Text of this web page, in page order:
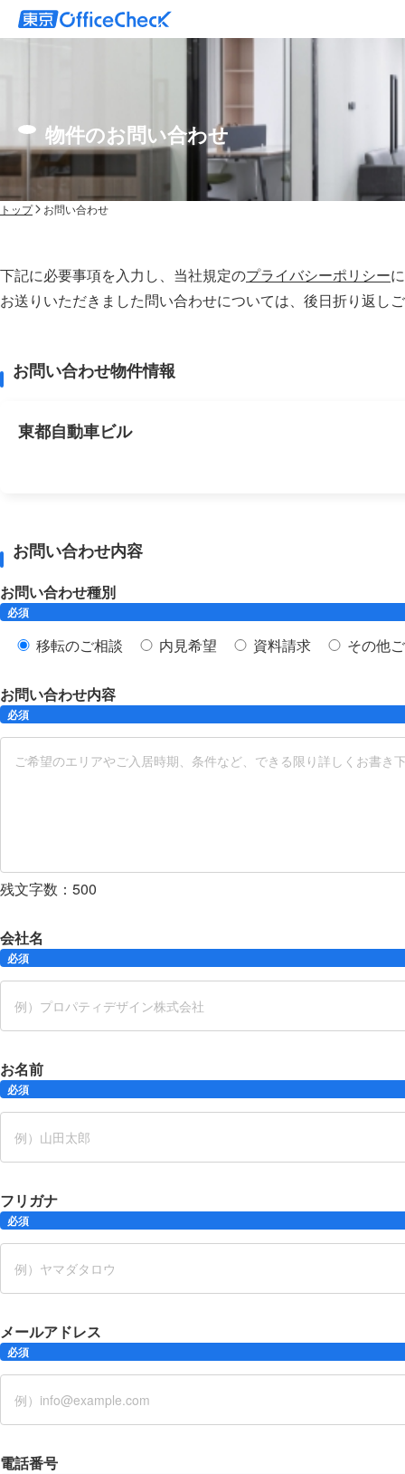
物件のお問い合わせ
トップ お問い合わせ
下記に必要事項を入力し、当社規定のプライバシーポリシー
お送りいただきました問い合わせについては、後⽇折り返し
お問い合わせ物件情報
東都自動車ビル
お問い合わせ内容
お問い合わせ種別
必須
移転のご相談 内見希望 資料請求 その他
お問い合わせ内容
必須
残文字数： 500
会社名
必須
お名前
必須
フリガナ
必須
メールアドレス
必須
電話番号